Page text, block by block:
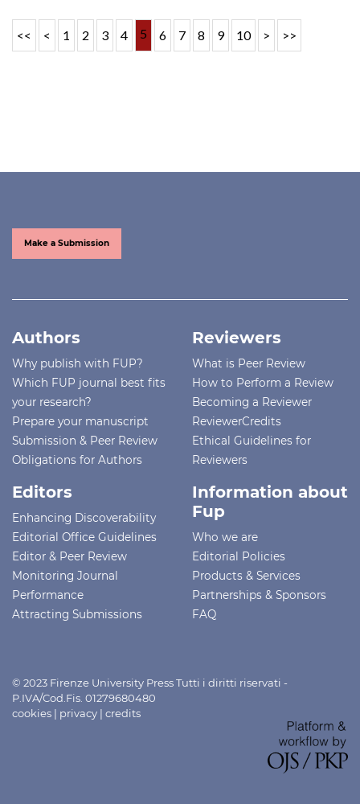
<< < 1 2 3 4 5 6 7 8 9 10 > >>
Make a Submission
Authors
Why publish with FUP?
Which FUP journal best fits
your research?
Prepare your manuscript
Submission & Peer Review
Obligations for Authors
Reviewers
What is Peer Review
How to Perform a Review
Becoming a Reviewer
ReviewerCredits
Ethical Guidelines for
Reviewers
Editors
Enhancing Discoverability
Editorial Office Guidelines
Editor & Peer Review
Monitoring Journal
Performance
Attracting Submissions
Information about
Fup
Who we are
Editorial Policies
Products & Services
Partnerships & Sponsors
FAQ
© 2023 Firenze University Press Tutti i diritti riservati -
P.IVA/Cod.Fis. 01279680480
cookies | privacy | credits